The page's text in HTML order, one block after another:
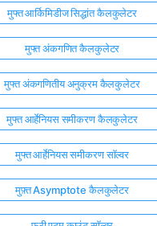
मुफ्त आर्किमिडीज सिद्धांत कैलकुलेटर
मुफ्त अंकगणित कैलकुलेटर
मुफ्त अंकगणितीय अनुक्रम कैलकुलेटर
मुफ्त आर्हेनियस समीकरण कैलकुलेटर
मुफ्त आर्हेनियस समीकरण सॉल्वर
मुफ़्त Asymptote कैलकुलेटर